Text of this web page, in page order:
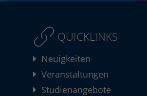
QUICKLINKS
Neuigkeiten
Veranstaltungen
Studienangebote